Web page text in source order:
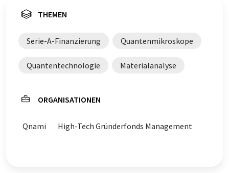
THEMEN
Serie-A-Finanzierung Quantenmikroskope
Quantentechnologie Materialanalyse
ORGANISATIONEN
Qnami High-Tech Gründerfonds Management